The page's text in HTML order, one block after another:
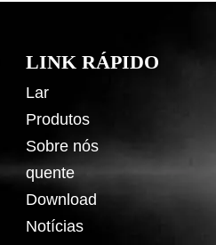
LINK RÁPIDO
Lar
Produtos
Sobre nós
quente
Download
Notícias